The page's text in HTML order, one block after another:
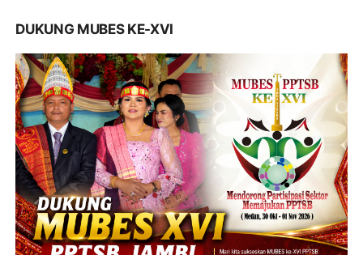
DUKUNG MUBES KE-XVI